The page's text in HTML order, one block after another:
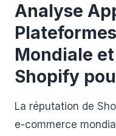
Analyse
Mondiale
Shopify
La réputation de
e-commerce